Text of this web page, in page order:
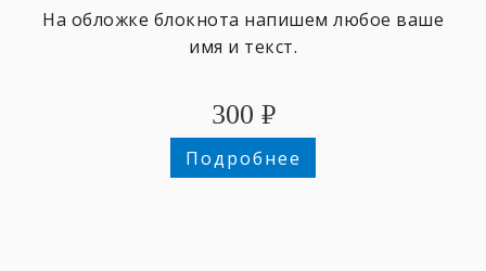
На обложке блокнота напишем любое ваше
имя и текст.
300 ₽
Подробнее